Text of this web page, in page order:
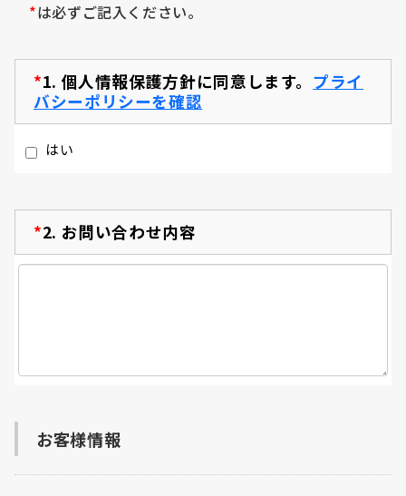
*は必ずご記入ください。
*1. 個人情報保護方針に同意します。 プライ
バシーポリシーを確認
はい
*2. お問い合わせ内容
お客様情報